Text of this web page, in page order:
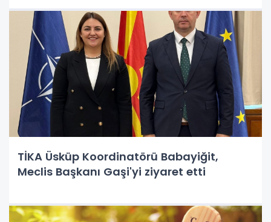
TİKA Üsküp Koordinatörü Babayiğit,
Meclis Başkanı Gaşi'yi ziyaret etti